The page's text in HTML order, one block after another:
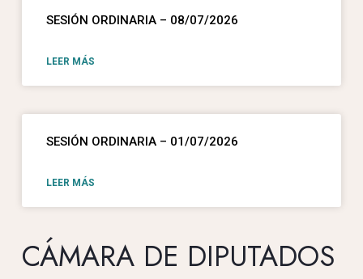
SESIÓN ORDINARIA – 08/07/2026
LEER MÁS
SESIÓN ORDINARIA – 01/07/2026
LEER MÁS
CÁMARA DE DIPUTADOS